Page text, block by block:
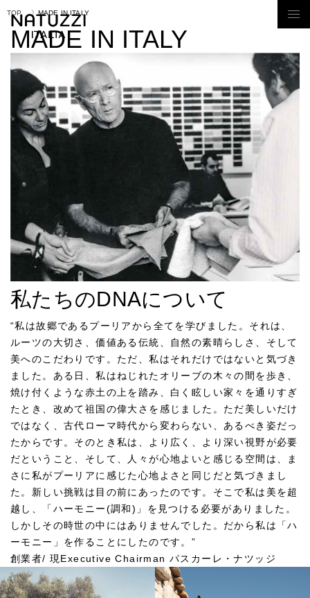
TOP MADE IN ITALY
MADE IN ITALY
私たちのDNAについて
“私は故郷であるプーリアから全てを学びました。それは、
ルーツの大切さ、価値ある伝統、自然の素晴らしさ、そして
美へのこだわりです。ただ、私はそれだけではないと気づき
ました。ある日、私はねじれたオリーブの木々の間を歩き、
焼け付くような赤土の上を踏み、白く眩しい家々を通りすぎ
たとき、改めて祖国の偉大さを感じました。ただ美しいだけ
ではなく、古代ローマ時代から変わらない、あるべき姿だっ
たからです。そのとき私は、より広く、より深い視野が必要
だということ、そして、人々が心地よいと感じる空間は、ま
さに私がプーリアに感じた心地よさと同じだと気づきまし
た。新しい挑戦は目の前にあったのです。そこで私は美を超
越し、「ハーモニー(調和)」を見つける必要がありました。
しかしその時世の中にはありませんでした。だから私は「ハ
ーモニー」を作ることにしたのです。”
創業者/ 現Executive Chairman パスカーレ・ナツッジ